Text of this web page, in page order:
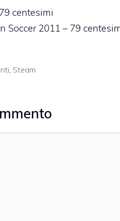
centesimi
Soccer 2011 – 79
, Steam